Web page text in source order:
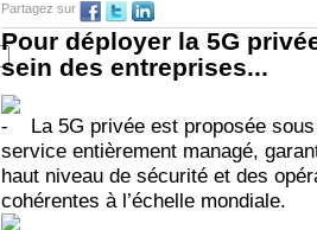
Partagez sur
Pour déployer la 5G
sein des entreprises...
La 5G privée est proposée
service entièrement managé,
haut niveau de sécurité et des
cohérentes à l’échelle mondiale.